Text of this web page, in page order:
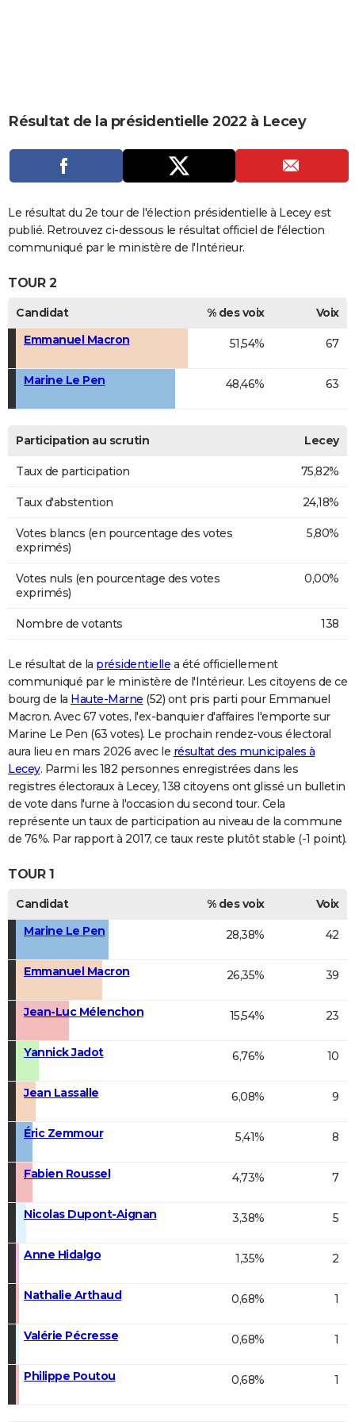
CARTE DE VOEUX
DICTIONNAIRE
Dictionnaire
Biographies
Expressions
Proverbes
PROGRAMME TV
COPAINS D'AVANT
Se connecter
Collèges
Universités
Entreprises
Service militaire
Avis de recherche
AVIS DE DÉCÈS
FORUM
Bricolage
Culture
Television
Voyage
Résultat de la présidentielle 2022 à Lecey
Le résultat du 2e tour de l'élection présidentielle à Lecey est
publié. Retrouvez ci-dessous le résultat officiel de l'élection
communiqué par le ministère de l'Intérieur.
TOUR 2
Candidat % des voix
Voix
Emmanuel Macron
51,54% 67
Marine Le Pen 48,46% 63
Participation au scrutin Lecey
Taux de participation 75,82%
Taux d'abstention 24,18%
Votes blancs (en pourcentage des votes
exprimés)
5,80%
Votes nuls (en pourcentage des votes
exprimés)
0,00%
Nombre de votants 138
Le résultat de la présidentielle a été officiellement
communiqué par le ministère de l'Intérieur. Les citoyens de ce
bourg de la Haute-Marne (52) ont pris parti pour Emmanuel
Macron. Avec 67 votes, l'ex-banquier d'affaires l'emporte sur
Marine Le Pen (63 votes). Le prochain rendez-vous électoral
aura lieu en mars 2026 avec le résultat des municipales à
Lecey. Parmi les 182 personnes enregistrées dans les
registres électoraux à Lecey, 138 citoyens ont glissé un bulletin
de vote dans l'urne à l'occasion du second tour. Cela
représente un taux de participation au niveau de la commune
de 76%. Par rapport à 2017, ce taux reste plutôt stable (-1 point).
TOUR 1
Candidat % des voix
Voix
Marine Le Pen
28,38% 42
Emmanuel Macron 26,35% 39
Jean-Luc Mélenchon 15,54% 23
Yannick Jadot 6,76% 10
Jean Lassalle 6,08% 9
Éric Zemmour 5,41% 8
Fabien Roussel 4,73% 7
Nicolas Dupont-Aignan 3,38% 5
Anne Hidalgo 1,35% 2
Nathalie Arthaud 0,68% 1
Valérie Pécresse 0,68% 1
Philippe Poutou 0,68% 1